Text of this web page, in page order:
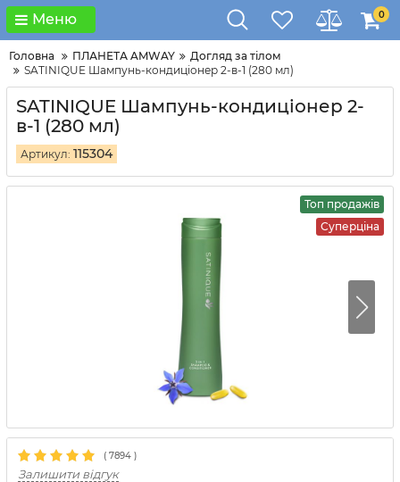
Меню 0
Головна ПЛАНЕТА AMWAY
Догляд за тілом
SATINIQUE Шампунь-кондиціонер 2-в-1 (280 мл)
SATINIQUE Шампунь-кондиціонер 2-
в-1 (280 мл)
Артикул: 115304
Топ продажів
Суперціна
( 7894 )
Залишити відгук